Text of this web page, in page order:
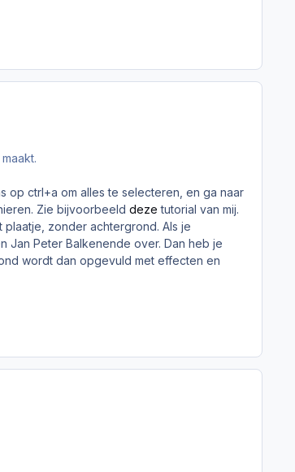
op ctrl+a om alles te selecteren, en ga naar
Zie bijvoorbeeld deze tutorial van mij.
zonder achtergrond. Als je
Jan Peter Balkenende over. Dan heb je
wordt dan opgevuld met effecten en